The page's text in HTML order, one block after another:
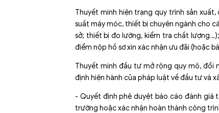
Thuyết minh hiện trạng quy trình sản
suất máy móc, thiết bị chuyên ngành cho
sở; thiết bị đo lường, kiểm tra chất
điểm nộp hồ sơ xin xác nhận ưu đãi (hoặc
Thuyết minh đầu tư mở rộng quy mô, đổi
định hiện hành của pháp luật về đầu tư và
- Quyết định phê duyệt báo cáo đánh
trường hoặc xác nhận hoàn thành công